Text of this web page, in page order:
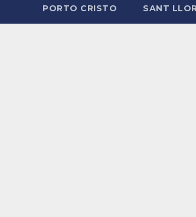
PORTO CRISTO SANT